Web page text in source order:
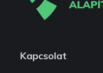
Kapcsolat